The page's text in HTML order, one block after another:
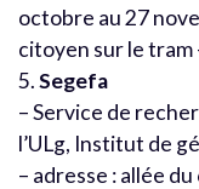
octobre au 27
citoyen sur le tram
5.Segefa
– Service de
l’ULg, Institut de
– adresse : allée